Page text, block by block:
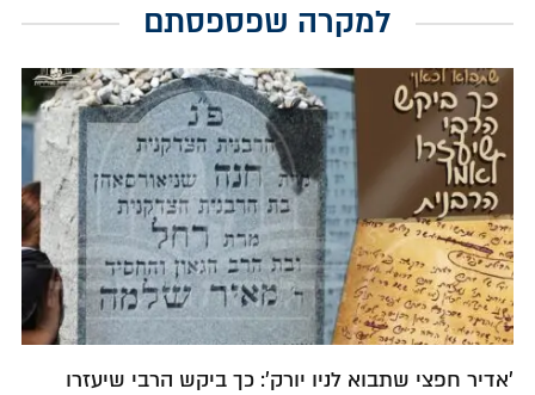
למקרה שפספסתם
'אדיר חפצי שתבוא לניו יורק': כך ביקש הרבי שיעזרו